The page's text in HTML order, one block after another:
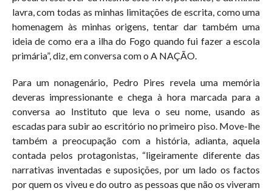
lavra, com todas as minhas limitações de escrita, como uma
homenagem às minhas origens, tentar dar também uma
ideia de como era a ilha do Fogo quando fui fazer a escola
primária”, diz, em conversa com o A NAÇÃO.
Para um nonagenário, Pedro Pires revela uma memória
deveras impressionante e chega à hora marcada para a
conversa ao Instituto que leva o seu nome, usando as
escadas para subir ao escritório no primeiro piso. Move-lhe
também a preocupação com a história, adianta, aquela
contada pelos protagonistas, “ligeiramente diferente das
narrativas inventadas e suposições, por um lado os factos
por quem os viveu e do outro as pessoas que não os viveram